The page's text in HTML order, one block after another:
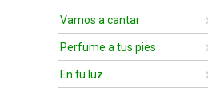
Vamos a cantar
Perfume a tus pies
En tu luz